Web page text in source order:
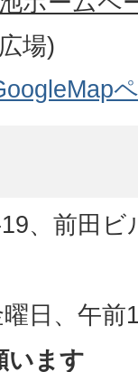
、前田ビ
日、午前
います